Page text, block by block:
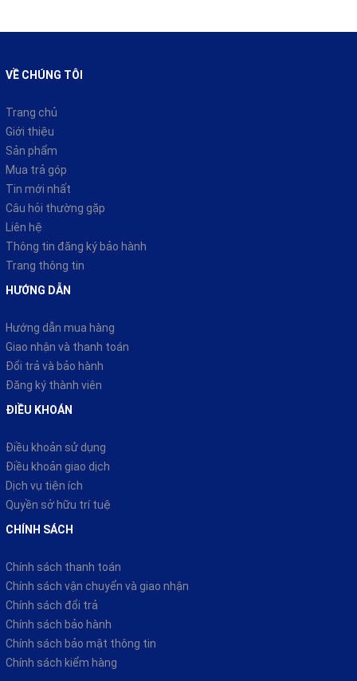
VỀ CHÚNG TÔI
Trang chủ
Giới thiệu
Sản phẩm
Mua trả góp
Tin mới nhất
Câu hỏi thường gặp
Liên hệ
Thông tin đăng ký bảo hành
Trang thông tin
HƯỚNG DẪN
Hướng dẫn mua hàng
Giao nhận và thanh toán
Đổi trả và bảo hành
Đăng ký thành viên
ĐIỀU KHOÁN
Điều khoản sử dụng
Điều khoản giao dịch
Dịch vụ tiện ích
Quyền sở hữu trí tuệ
CHÍNH SÁCH
Chính sách thanh toán
Chính sách vận chuyển và giao nhận
Chính sách đổi trả
Chính sách bảo hành
Chính sách bảo mật thông tin
Chính sách kiểm hàng